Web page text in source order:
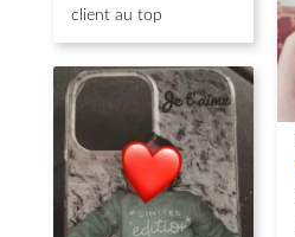
client au top